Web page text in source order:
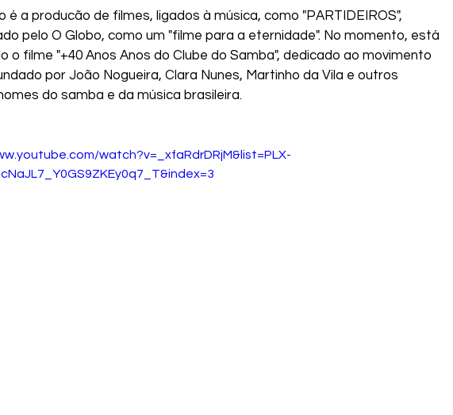
é a producão de filmes, ligados à música, como "PARTIDEIROS",
pelo O Globo, como um "filme para a eternidade". No momento, está
o filme "+40 Anos Anos do Clube do Samba", dedicado ao movimento
por João Nogueira, Clara Nunes, Martinho da Vila e outros
do samba e da música brasileira.
watch?v=_xfaRdrDRjM&list=PLX-